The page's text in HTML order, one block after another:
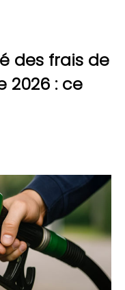
des frais de
2026 : ce